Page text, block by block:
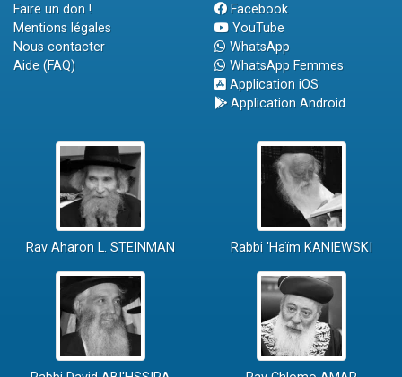
Faire un don !
Mentions légales
Nous contacter
Aide (FAQ)
Facebook
YouTube
WhatsApp
WhatsApp Femmes
Application iOS
Application Android
Rav Aharon L. STEINMAN Rabbi 'Haïm KANIEWSKI